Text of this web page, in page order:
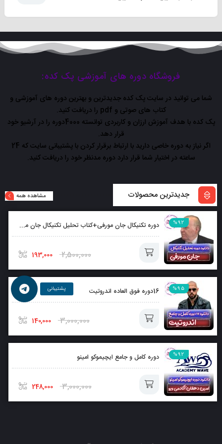
فروشگاه دوره های آموزشی پک کده:
شما می توانید در سایت پک کده جدیدترین و بهترین دوره های آموزشی و
کتاب های صوتی و pdf را دریافت کنید.
پک کده با هدف آموزش ارزان و کاربردی توانسته 4000دوره را در آرشیو خود
قرار دهد.
اگر نیاز به دوره خاصی دارید با ارتباط برقرار کردن با پشتیبانی سایت که 24
ساعته در اختیار شما قرار دارد دوره مدنظر خود را دریافت کنید.
جدیدترین محصولات مشاهده همه
%92 دوره تکنیکال جان مورفی+کتاب تحلیل تکنیکال جان مورفی بصورت رایگان
2,500,000
193,000
افزودن
به
سبد
%95 16دوره فوق العاده اندروتیت
3,000,000
140,000
افزودن
به
سبد
%92 دوره کامل و جامع ایچیموکو امینو
3,000,000
248,000